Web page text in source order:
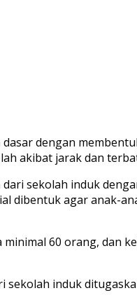
dengan
akibat jarak dan
sekolah induk
dibentuk agar anak-
60 orang, dan
induk